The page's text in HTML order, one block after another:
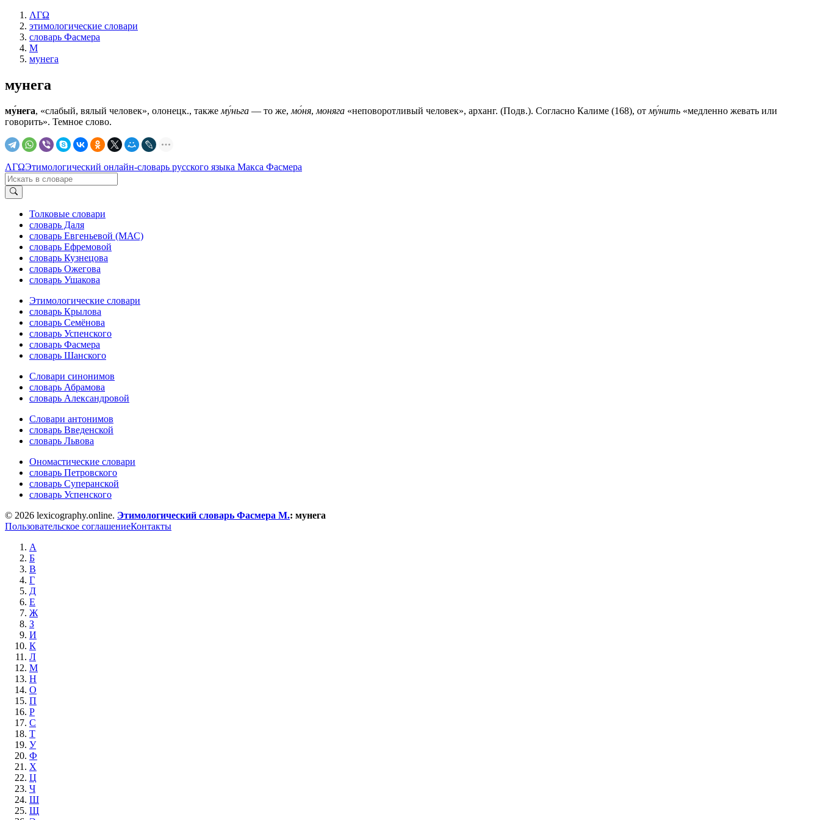
ΛΓΩ
этимологические словари
словарь Фасмера
М
мунега
мунега
му́нега, «слабый, вялый человек», олонецк., также му́ньга — то же, мо́ня, моняга «неповоротливый человек», арханг. (Подв.). Согласно Калиме (168), от му́нить «медленно жевать или
говорить». Темное слово.
ΛΓΩЭтимологический онлайн-словарь русского языка Макса Фасмера
Толковые словари
словарь Даля
словарь Евгеньевой (МАС)
словарь Ефремовой
словарь Кузнецова
словарь Ожегова
словарь Ушакова
Этимологические словари
словарь Крылова
словарь Семёнова
словарь Успенского
словарь Фасмера
словарь Шанского
Словари синонимов
словарь Абрамова
словарь Александровой
Словари антонимов
словарь Введенской
словарь Львова
Ономастические словари
словарь Петровского
словарь Суперанской
словарь Успенского
© 2026 lexicography.online. Этимологический словарь Фасмера М.: мунега
Пользовательское соглашениеКонтакты
А
Б
В
Г
Д
Е
Ж
З
И
К
Л
М
Н
О
П
Р
С
Т
У
Ф
Х
Ц
Ч
Ш
Щ